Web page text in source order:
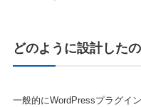
どのように設計した
一般的にWordPressプラグイ